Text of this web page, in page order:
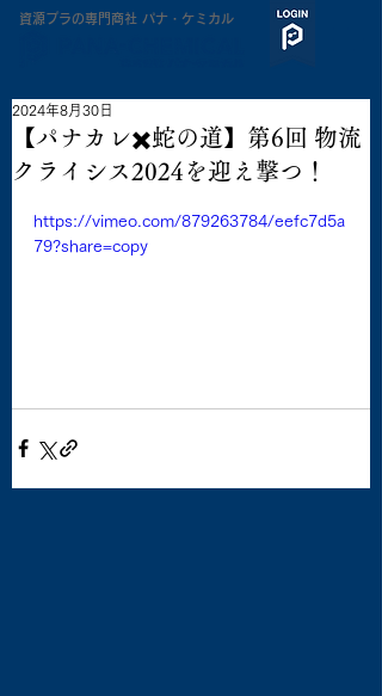
​資源プラの専門商社 パナ・ケミカル
【パナカレ✖️蛇の道】第6回 物流
クライシス2024を迎え撃つ！
2024年8月30日
https://vimeo.com/879263784/eefc7d5a
79?share=copy